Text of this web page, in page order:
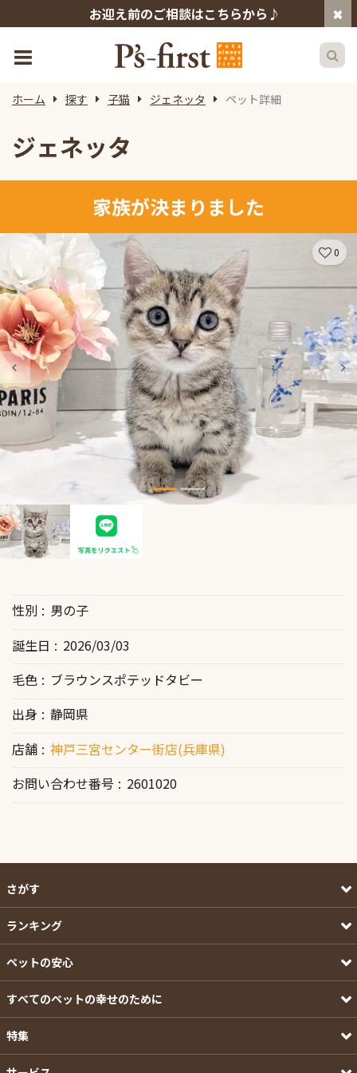
お迎え前のご相談はこちらから♪
ホーム 探す 子猫 ジェネッタ ペット詳細
ジェネッタ
家族が決まりました
0
性別
男の子
誕生日
2026/03/03
毛色
ブラウンスポテッドタビー
出身
静岡県
店舗
神戸三宮センター街店(兵庫県)
お問い合わせ番号
2601020
さがす
ランキング
ペットの安心
すべてのペットの幸せのために
特集